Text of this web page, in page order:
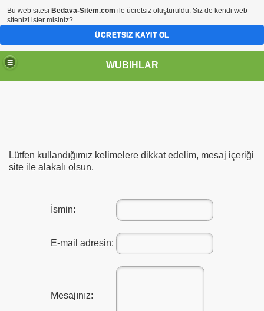
WUBIHLAR
Lütfen kullandığımız kelimelere dikkat edelim, mesaj içeriği
site ile alakalı olsun.
İsmin:
E-mail adresin:
Mesajınız:
Bu web sitesi Bedava-Sitem.com ile ücretsiz oluşturuldu. Siz de kendi web
sitenizi ister misiniz?
ÜCRETSIZ KAYIT OL